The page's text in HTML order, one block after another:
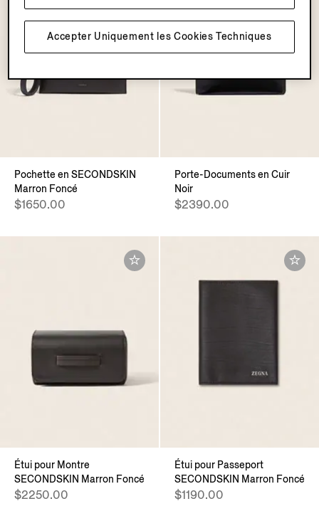
Pochette en SECONDSKIN
Marron Foncé
$1650.00
Porte-Documents en Cuir
Noir
$2390.00
Étui pour Montre
SECONDSKIN Marron Foncé
$2250.00
Étui pour Passeport
SECONDSKIN Marron Foncé
$1190.00
Accepter Uniquement les Cookies Techniques